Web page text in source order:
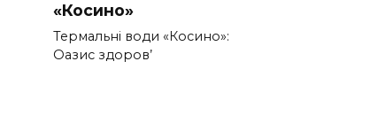
«Косино»
Термальні води «Косино»:
Оазис здоров’